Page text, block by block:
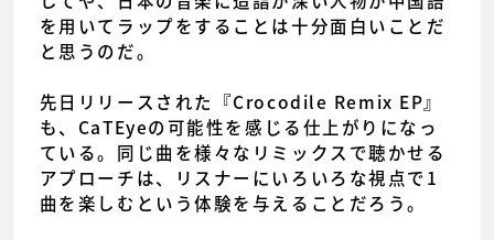
を用いてラップをすることは十分面白いことだ
と思うのだ。
先日リリースされた『Crocodile Remix EP』
も、CaTEyeの可能性を感じる仕上がりになっ
ている。同じ曲を様々なリミックスで聴かせる
アプローチは、リスナーにいろいろな視点で1
曲を楽しむという体験を与えることだろう。